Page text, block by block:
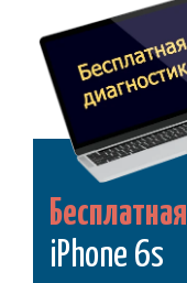
Бесплатная
iPhone 6s